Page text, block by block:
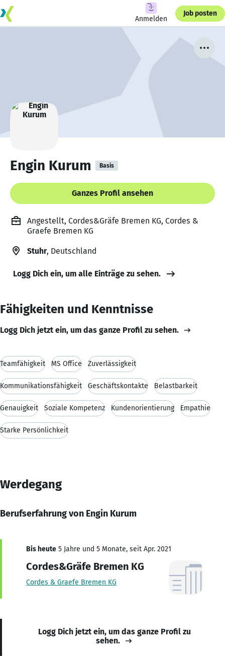
Anmelden
Job posten
Engin Kurum Basis
Ganzes Profil ansehen
Angestellt, Cordes&Gräfe Bremen KG, Cordes &
Graefe Bremen KG
Stuhr, Deutschland
Logg Dich ein, um alle Einträge zu sehen.
Fähigkeiten und Kenntnisse
Logg Dich jetzt ein, um das ganze Profil zu sehen.
Teamfähigkeit MS Office Zuverlässigkeit
Kommunikationsfähigkeit Geschäftskontakte Belastbarkeit
Genauigkeit Soziale Kompetenz Kundenorientierung Empathie
Starke Persönlichkeit
Werdegang
Berufserfahrung von Engin Kurum
Bis heute 5 Jahre und 5 Monate, seit Apr. 2021
Cordes&Gräfe Bremen KG
Cordes & Graefe Bremen KG
Logg Dich jetzt ein, um das ganze Profil zu
sehen.